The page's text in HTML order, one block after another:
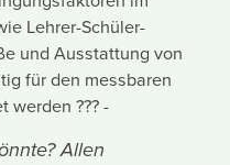
Lehrer-Schüler-
und Ausstattung von
für den messbaren
werden ??? -
Allen